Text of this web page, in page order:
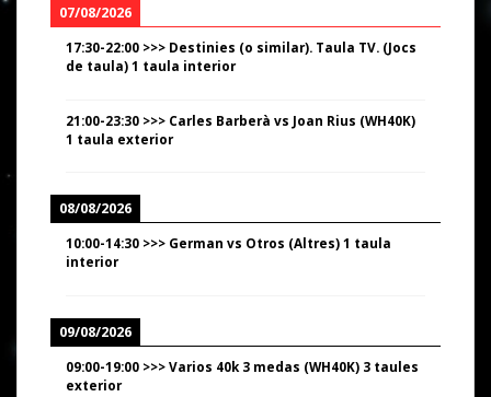
07/08/2026
17:30-22:00 >>> Destinies (o similar). Taula TV. (Jocs
de taula) 1 taula interior
21:00-23:30 >>> Carles Barberà vs Joan Rius (WH40K)
1 taula exterior
08/08/2026
10:00-14:30 >>> German vs Otros (Altres) 1 taula
interior
09/08/2026
09:00-19:00 >>>Varios 40k 3 medas (WH40K) 3 taules
exterior